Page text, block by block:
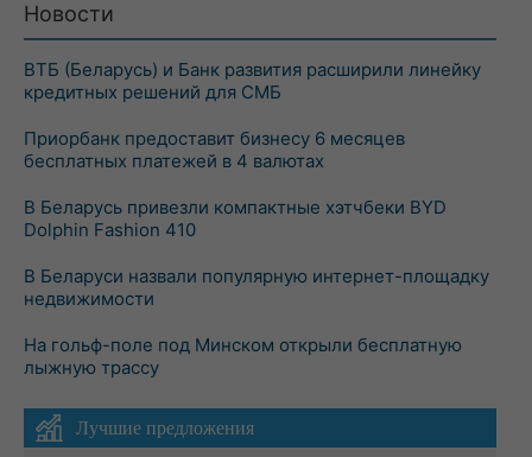
Новости
ВТБ (Беларусь) и Банк развития расширили линейку
кредитных решений для СМБ
Приорбанк предоставит бизнесу 6 месяцев
бесплатных платежей в 4 валютах
В Беларусь привезли компактные хэтчбеки BYD
Dolphin Fashion 410
В Беларуси назвали популярную интернет-площадку
недвижимости
На гольф-поле под Минском открыли бесплатную
лыжную трассу
Лучшие предложения